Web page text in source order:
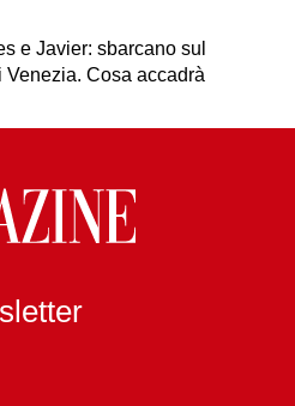
e Javier: sbarcano sul
Venezia. Cosa accadrà